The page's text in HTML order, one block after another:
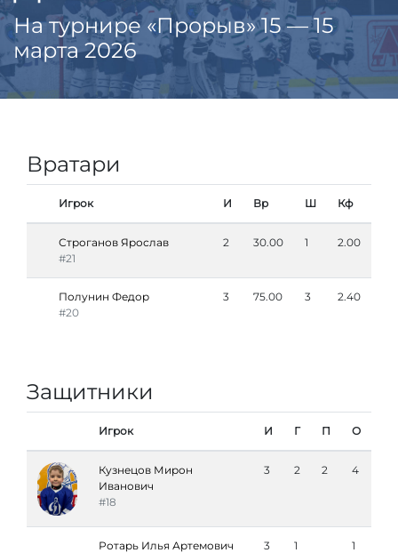
На турнире «Прорыв» 15 — 15
марта 2026
Вратари
Игрок И Вр Ш Кф
Строганов Ярослав
#21
2 30.00 1 2.00
Полунин Федор
#20
3 75.00 3 2.40
Защитники
Игрок И Г П О
Кузнецов Мирон
Иванович
#18
3 2 2 4
Ротарь Илья Артемович
3 1 1